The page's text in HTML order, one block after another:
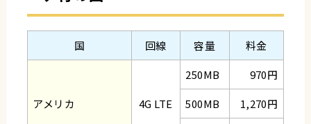
国 回線 容量 料金
アメリカ 4G LTE
250MB
970円
500MB
1,270円